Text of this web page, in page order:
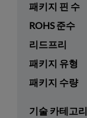
패키지 핀 수
ROHS 준수
리드프리
패키지 유형
패키지 수량
기술 카테고리